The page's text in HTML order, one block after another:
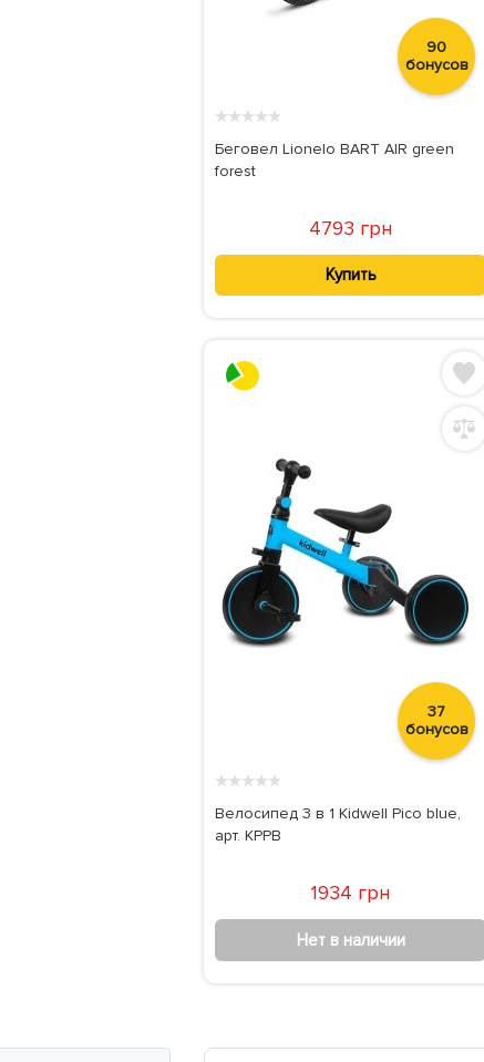
90
бонусов
★★★★★
Беговел Lionelo BART AIR green
forest
4793 грн
Купить
37
бонусов
★★★★★
Велосипед 3 в 1 Kidwell Pico blue,
арт. KPPB
1934 грн
Нет в наличии